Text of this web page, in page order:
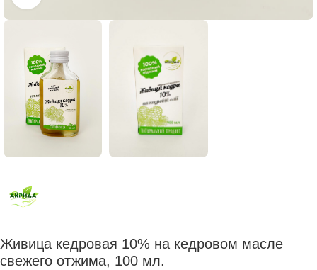
Живица кедровая 10% на кедровом масле
свежего отжима, 100 мл.